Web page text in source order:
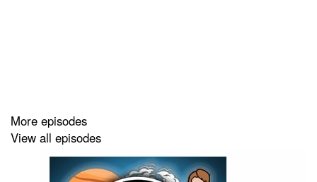
More episodes
View all episodes